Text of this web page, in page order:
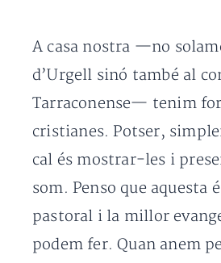
A casa nostra —no
d’Urgell sinó també al
Tarraconense— tenim
cristianes. Potser,
cal és mostrar-les i
som. Penso que aquesta
pastoral i la millor
podem fer. Quan anem